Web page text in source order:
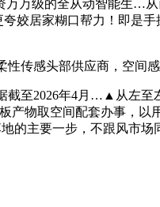
万万级的全从动智能生…
姣居家糊口帮力！即是
传感头部供应商，空间感
至2026年4月…▲从左至
物取空间配套办事，以
的主要一步，不跟风市